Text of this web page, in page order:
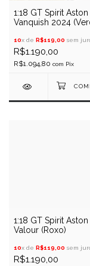
1:18 GT Spirit Aston
Vanquish 2024
10x de R$119,00 sem
R$1.190,00
R$1.094,80 com Pix
1:18 GT Spirit Aston
Valour (Roxo)
10x de R$119,00 sem
R$1.190,00